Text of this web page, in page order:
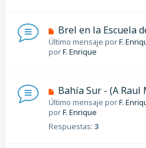
Brel en la Escuela
Último mensaje porF.
porF. Enrique
Bahía Sur - (A Raul
Último mensaje porF.
porF. Enrique
Respuestas: 3